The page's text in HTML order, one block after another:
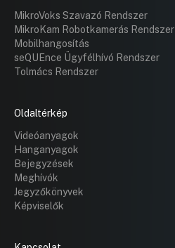
MikroVoks Szavazó Rendszer
MikroKam Robotkamerás Rendszer
Mobilhangosítás
seQUEnce Ügyfélhívó Rendszer
Tolmács Rendszer
Oldaltérkép
Videóanyagok
Hanganyagok
Bejegyzések
Meghívók
Jegyzőkönyvek
Képviselők